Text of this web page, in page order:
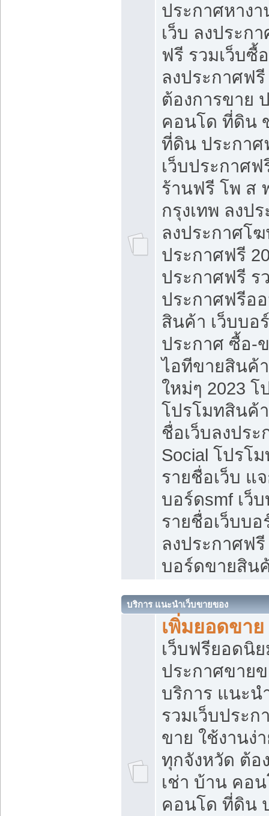
ประกาศหาง
เว็บ ลงประก
ฟรี รวมเว็บซื้
ลงประกาศฟ
ต้องการขาย
คอนโด ที่ดิน
ที่ดิน ประกา
เว็บประกาศ
ร้านฟรี โพ ส
กรุงเทพ ลงป
ลงประกาศโ
ประกาศฟรี
ประกาศฟรี ร
ประกาศฟรีอ
สินค้า เว็บบอ
ประกาศ ซื้อ-
ไอทีขายสินค้
ใหม่ๆ 2023
โปรโมทสินค้
ชื่อเว็บลงปร
Social โปรโ
รายชื่อเว็บ แ
บอร์ดsmf เว็
รายชื่อเว็บบ
ลงประกาศฟรี
บอร์ดขายสิน
บริการ แนะนำเว็บขายของ
เพิ่มยอดขา
เว็บฟรียอดนิ
ประกาศขาย
บริการ แนะน
รวมเว็บประก
ขาย ใช้งานง่
ทุกจังหวัด ต้อ
เช่า บ้าน คอ
คอนโด ที่ดิน